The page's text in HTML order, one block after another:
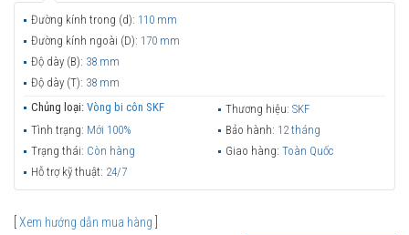
Đường kính trong (d): 110 mm
Đường kính ngoài (D): 170 mm
Độ dày (B): 38 mm
Độ dày (T): 38 mm
Chủng loại: Vòng bi côn SKF Thương hiệu: SKF
Tình trạng: Mới 100% Bảo hành: 12 tháng
Trạng thái: Còn hàng Giao hàng: Toàn Quốc
Hỗ trợ kỹ thuật: 24/7
Xem hướng dẫn mua hàng